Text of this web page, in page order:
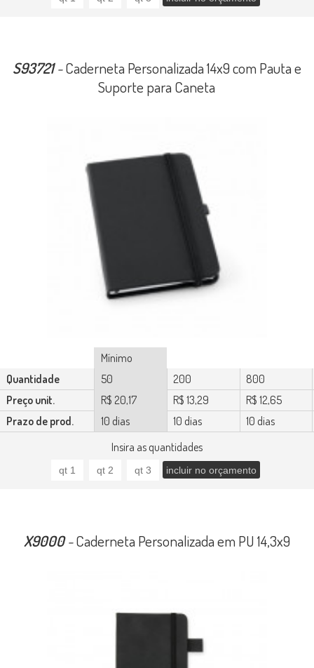
Insira as quantidades
S93721-Caderneta Personalizada 14x9 com Pauta e
Suporte para Caneta
Mínimo
Quantidade
50 200
800
Preço unit.
R$ 20,17 R$ 13,29
R$ 12,65
Prazo de prod.
10 dias 10 dias 10 dias
X9000-Caderneta Personalizada em PU 14,3x9